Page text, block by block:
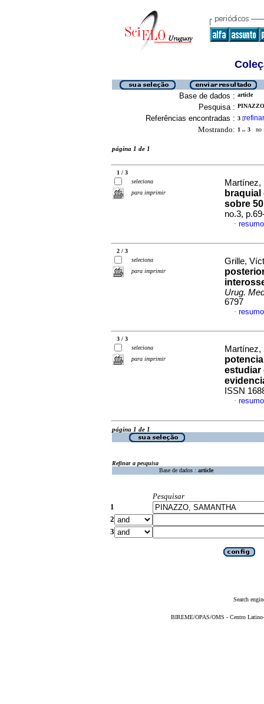
Base de dados : article
Pesquisa :
Referências encontradas : 3 [refinar
Mostrando: 1 .. 3 no
página 1 de 1
1 / 3
seleciona
para imprimir
Martínez,
braquial
sobre
no.3,
·
2 / 3
seleciona
para imprimir
Grille,
Urug.
6797
·
3 / 3
seleciona
para imprimir
Martínez,
estudiar
ISSN
·
página 1 de 1
Refinar a pesquisa
Base de dados : article
Pesquisar
1
2
3
Search
BIREME/OPAS/OMS - Centro Latino-